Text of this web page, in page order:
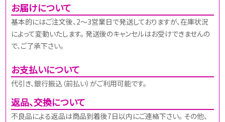
お届けについて
基本的にはご注文後、2～3営業日で発送しておりますが、在庫状況
によって変動いたします。 発送後のキャンセルはお受けできませんの
で、ご了承下さい。
お支払いについて
代引き、銀行振込（前払い）がご利用可能です。
返品、交換について
不良品による返品は商品到着後7日以内にご連絡下さい。 その他、